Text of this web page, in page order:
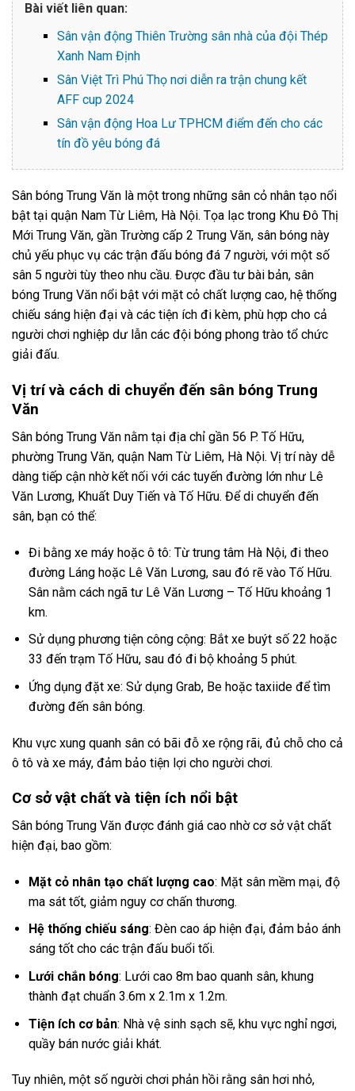
Bài viết liên quan:
Sân vận động Thiên Trường sân nhà của đội Thép
Xanh Nam Định
Sân Việt Trì Phú Thọ nơi diễn ra trận chung kết
AFF cup 2024
Sân vận động Hoa Lư TPHCM điểm đến cho các
tín đồ yêu bóng đá
Sân bóng Trung Văn là một trong những sân cỏ nhân tạo nổi
bật tại quận Nam Từ Liêm, Hà Nội. Tọa lạc trong Khu Đô Thị
Mới Trung Văn, gần Trường cấp 2 Trung Văn, sân bóng này
chủ yếu phục vụ các trận đấu bóng đá 7 người, với một số
sân 5 người tùy theo nhu cầu. Được đầu tư bài bản, sân
bóng Trung Văn nổi bật với mặt cỏ chất lượng cao, hệ thống
chiếu sáng hiện đại và các tiện ích đi kèm, phù hợp cho cả
người chơi nghiệp dư lẫn các đội bóng phong trào tổ chức
giải đấu.
Vị trí và cách di chuyển đến sân bóng Trung
Văn
Sân bóng Trung Văn nằm tại địa chỉ gần 56 P. Tố Hữu,
phường Trung Văn, quận Nam Từ Liêm, Hà Nội. Vị trí này dễ
dàng tiếp cận nhờ kết nối với các tuyến đường lớn như Lê
Văn Lương, Khuất Duy Tiến và Tố Hữu. Để di chuyển đến
sân, bạn có thể:
Đi bằng xe máy hoặc ô tô: Từ trung tâm Hà Nội, đi theo
đường Láng hoặc Lê Văn Lương, sau đó rẽ vào Tố Hữu.
Sân nằm cách ngã tư Lê Văn Lương – Tố Hữu khoảng 1
km.
Sử dụng phương tiện công cộng: Bắt xe buýt số 22 hoặc
33 đến trạm Tố Hữu, sau đó đi bộ khoảng 5 phút.
Ứng dụng đặt xe: Sử dụng Grab, Be hoặc taxiide để tìm
đường đến sân bóng.
Khu vực xung quanh sân có bãi đỗ xe rộng rãi, đủ chỗ cho cả
ô tô và xe máy, đảm bảo tiện lợi cho người chơi.
Cơ sở vật chất và tiện ích nổi bật
Sân bóng Trung Văn được đánh giá cao nhờ cơ sở vật chất
hiện đại, bao gồm:
Mặt cỏ nhân tạo chất lượng cao: Mặt sân mềm mại, độ
ma sát tốt, giảm nguy cơ chấn thương.
Hệ thống chiếu sáng: Đèn cao áp hiện đại, đảm bảo ánh
sáng tốt cho các trận đấu buổi tối.
Lưới chắn bóng: Lưới cao 8m bao quanh sân, khung
thành đạt chuẩn 3.6m x 2.1m x 1.2m.
Tiện ích cơ bản: Nhà vệ sinh sạch sẽ, khu vực nghỉ ngơi,
quầy bán nước giải khát.
Tuy nhiên, một số người chơi phản hồi rằng sân hơi nhỏ,